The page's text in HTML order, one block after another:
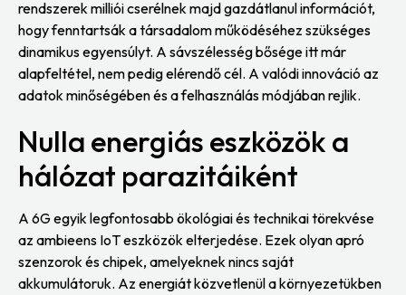
rendszerek milliói cserélnek majd gazdátlanul információt,
hogy fenntartsák a társadalom működéséhez szükséges
dinamikus egyensúlyt. A sávszélesség bősége itt már
alapfeltétel, nem pedig elérendő cél. A valódi innováció az
adatok minőségében és a felhasználás módjában rejlik.
Nulla energiás eszközök a
hálózat parazitáiként
A 6G egyik legfontosabb ökológiai és technikai törekvése
az ambieens IoT eszközök elterjedése. Ezek olyan apró
szenzorok és chipek, amelyeknek nincs saját
akkumulátoruk. Az energiát közvetlenül a környezetükben